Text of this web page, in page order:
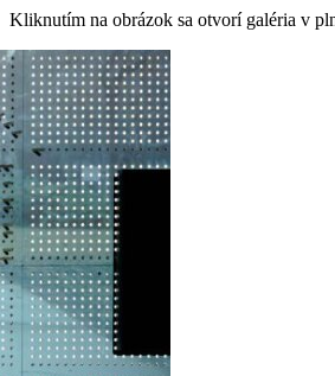
Kliknutím na obrázok sa otvorí galéria v